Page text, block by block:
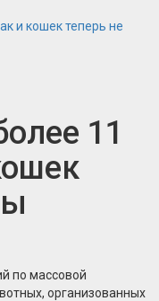
и кошек теперь не
11
по массовой
организованных